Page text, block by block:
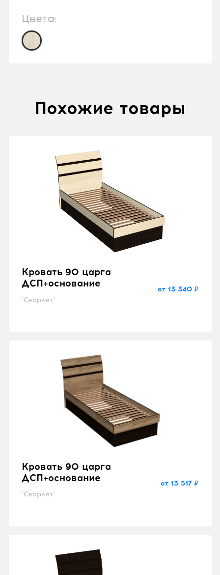
Цвета:
Похожие товары
Кровать 90 царга
ДСП+основание
"Скарлет"
от 13 340 ₽
Кровать 90 царга
ДСП+основание
"Скарлет"
от 13 517 ₽